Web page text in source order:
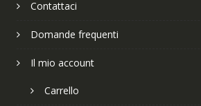
Contattaci
Domande frequenti
Il mio account
Carrello